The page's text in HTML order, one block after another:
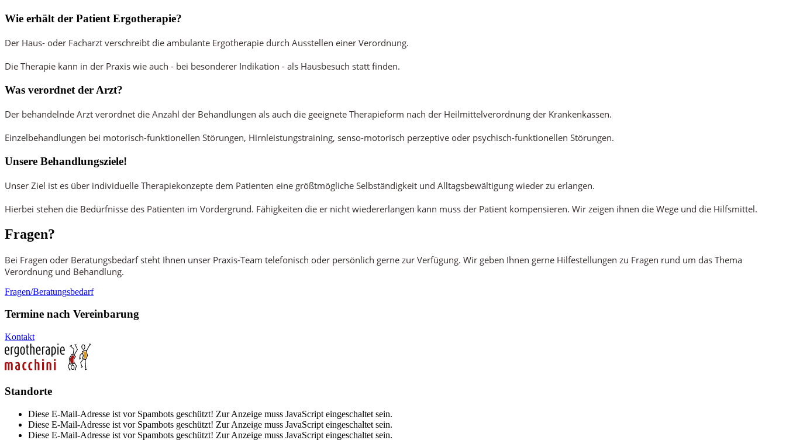
Wie erhält der Patient Ergotherapie?
Der Haus- oder Facharzt verschreibt die ambulante Ergotherapie durch Ausstellen einer Verordnung.
Die Therapie kann in der Praxis wie auch - bei besonderer Indikation - als Hausbesuch statt finden.
Was verordnet der Arzt?
Der behandelnde Arzt verordnet die Anzahl der Behandlungen als auch die geeignete Therapieform nach der Heilmittelverordnung der Krankenkassen.
Einzelbehandlungen bei motorisch-funktionellen Störungen, Hirnleistungstraining, senso-motorisch perzeptive oder psychisch-funktionellen Störungen.
Unsere Behandlungsziele!
Unser Ziel ist es über individuelle Therapiekonzepte dem Patienten eine größtmögliche Selbständigkeit und Alltagsbewältigung wieder zu erlangen.
Hierbei stehen die Bedürfnisse des Patienten im Vordergrund. Fähigkeiten die er nicht wiedererlangen kann muss der Patient kompensieren. Wir zeigen ihnen die Wege und die Hilfsmittel.
Fragen?
Bei Fragen oder Beratungsbedarf steht Ihnen unser Praxis-Team telefonisch oder persönlich gerne zur Verfügung. Wir geben Ihnen gerne Hilfestellungen zu Fragen rund um das Thema
Verordnung und Behandlung.
Fragen/Beratungsbedarf
Termine nach Vereinbarung
Kontakt
Standorte
Diese E-Mail-Adresse ist vor Spambots geschützt! Zur Anzeige muss JavaScript eingeschaltet sein.
Diese E-Mail-Adresse ist vor Spambots geschützt! Zur Anzeige muss JavaScript eingeschaltet sein.
Diese E-Mail-Adresse ist vor Spambots geschützt! Zur Anzeige muss JavaScript eingeschaltet sein.